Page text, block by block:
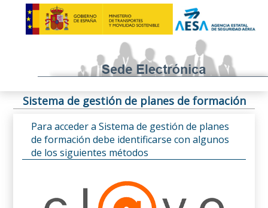
Sistema de gestión de planes de formación
Para acceder a Sistema de gestión de planes
de formación debe identificarse con algunos
de los siguientes métodos